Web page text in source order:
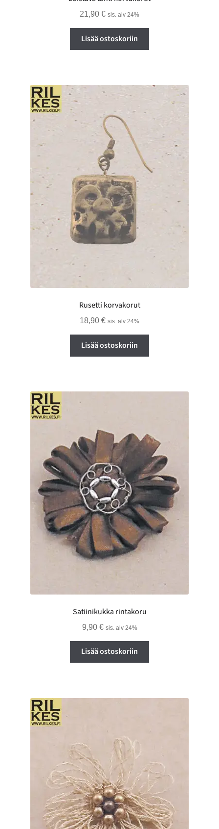
21,90 € sis. alv 24%
Lisää ostoskoriin
Rusetti korvakorut
18,90 € sis. alv 24%
Lisää ostoskoriin
Satiinikukka rintakoru
9,90 € sis. alv 24%
Lisää ostoskoriin